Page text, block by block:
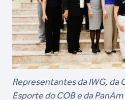
Representantes da IWG, da
Esporte do COB e da